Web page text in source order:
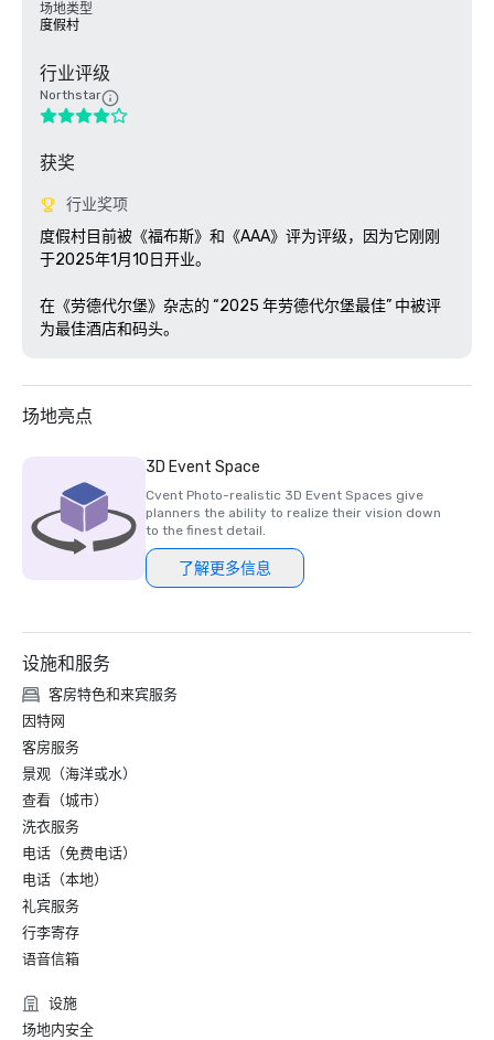
场地类型
度假村
行业评级
Northstar
获奖
行业奖项
度假村目前被《福布斯》和《AAA》评为评级，因为它刚刚
于2025年1月10日开业。
在《劳德代尔堡》杂志的 “2025 年劳德代尔堡最佳” 中被评
为最佳酒店和码头。
场地亮点
3D Event Space
Cvent Photo-realistic 3D Event Spaces give
planners the ability to realize their vision down
to the finest detail.
了解更多信息
设施和服务
客房特色和来宾服务
因特网
客房服务
景观（海洋或水）
查看（城市）
洗衣服务
电话（免费电话）
电话（本地）
礼宾服务
行李寄存
语音信箱
设施
场地内安全